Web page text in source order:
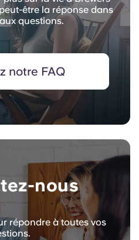
être la réponse dans
questions.
notre FAQ
nous
répondre à toutes vos